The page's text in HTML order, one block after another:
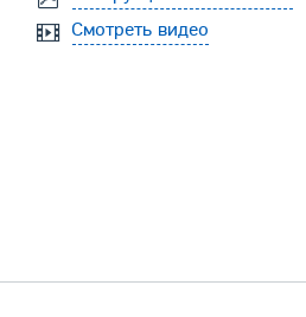
Смотреть видео